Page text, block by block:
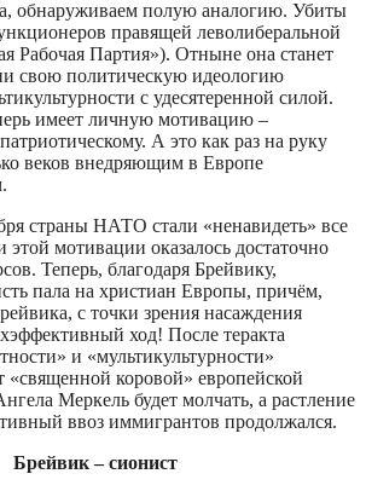
обнаруживаем полую аналогию. Убиты
правящей леволиберальной
Рабочая Партия»). Отныне она станет
свою политическую идеологию
с удесятеренной силой.
имеет личную мотивацию –
А это как раз на руку
веков внедряющим в Европе
страны НАТО стали «ненавидеть» все
мотивации оказалось достаточно
Теперь, благодаря Брейвику,
пала на христиан Европы, причём,
с точки зрения насаждения
ход! После теракта
и «мультикультурности»
«священной коровой» европейской
Меркель будет молчать, а растление
ввоз иммигрантов продолжался.
Брейвик – сионист